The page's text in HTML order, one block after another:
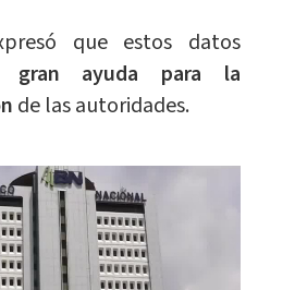
que estos datos
gran ayuda para la
de las autoridades.